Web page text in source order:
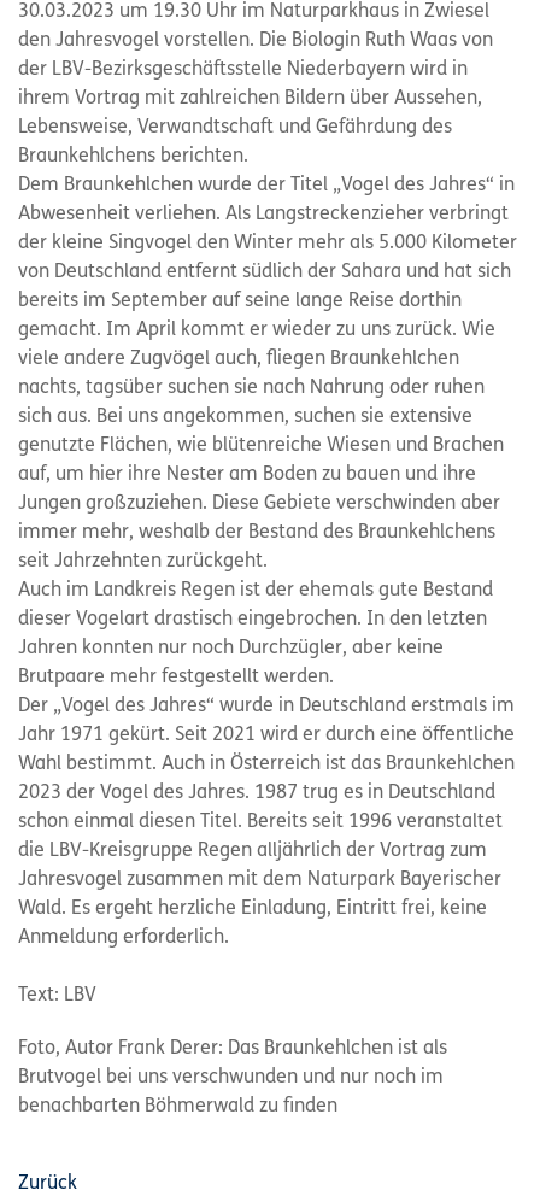
30.03.2023 um 19.30 Uhr im Naturparkhaus in Zwiesel
den Jahresvogel vorstellen. Die Biologin Ruth Waas von
der LBV-Bezirksgeschäftsstelle Niederbayern wird in
ihrem Vortrag mit zahlreichen Bildern über Aussehen,
Lebensweise, Verwandtschaft und Gefährdung des
Braunkehlchens berichten.
Dem Braunkehlchen wurde der Titel „Vogel des Jahres“ in
Abwesenheit verliehen. Als Langstreckenzieher verbringt
der kleine Singvogel den Winter mehr als 5.000 Kilometer
von Deutschland entfernt südlich der Sahara und hat sich
bereits im September auf seine lange Reise dorthin
gemacht. Im April kommt er wieder zu uns zurück. Wie
viele andere Zugvögel auch, fliegen Braunkehlchen
nachts, tagsüber suchen sie nach Nahrung oder ruhen
sich aus. Bei uns angekommen, suchen sie extensive
genutzte Flächen, wie blütenreiche Wiesen und Brachen
auf, um hier ihre Nester am Boden zu bauen und ihre
Jungen großzuziehen. Diese Gebiete verschwinden aber
immer mehr, weshalb der Bestand des Braunkehlchens
seit Jahrzehnten zurückgeht.
Auch im Landkreis Regen ist der ehemals gute Bestand
dieser Vogelart drastisch eingebrochen. In den letzten
Jahren konnten nur noch Durchzügler, aber keine
Brutpaare mehr festgestellt werden.
Der „Vogel des Jahres“ wurde in Deutschland erstmals im
Jahr 1971 gekürt. Seit 2021 wird er durch eine öffentliche
Wahl bestimmt. Auch in Österreich ist das Braunkehlchen
2023 der Vogel des Jahres. 1987 trug es in Deutschland
schon einmal diesen Titel. Bereits seit 1996 veranstaltet
die LBV-Kreisgruppe Regen alljährlich der Vortrag zum
Jahresvogel zusammen mit dem Naturpark Bayerischer
Wald. Es ergeht herzliche Einladung, Eintritt frei, keine
Anmeldung erforderlich.
Text: LBV
Foto, Autor Frank Derer: Das Braunkehlchen ist als
Brutvogel bei uns verschwunden und nur noch im
benachbarten Böhmerwald zu finden
Zurück